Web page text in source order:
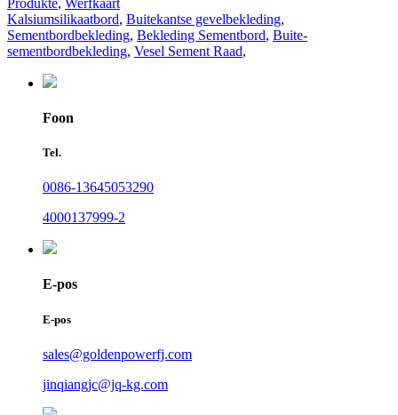
Kalsiumsilikaatbord, Buitekantse gevelbekleding,
Sementbordbekleding, Bekleding Sementbord, Buite-
sementbordbekleding, Vesel Sement Raad,
Foon
Tel.
0086-13645053290
4000137999-2
E-pos
E-pos
sales@goldenpowerfj.com
jinqiangjc@jq-kg.com